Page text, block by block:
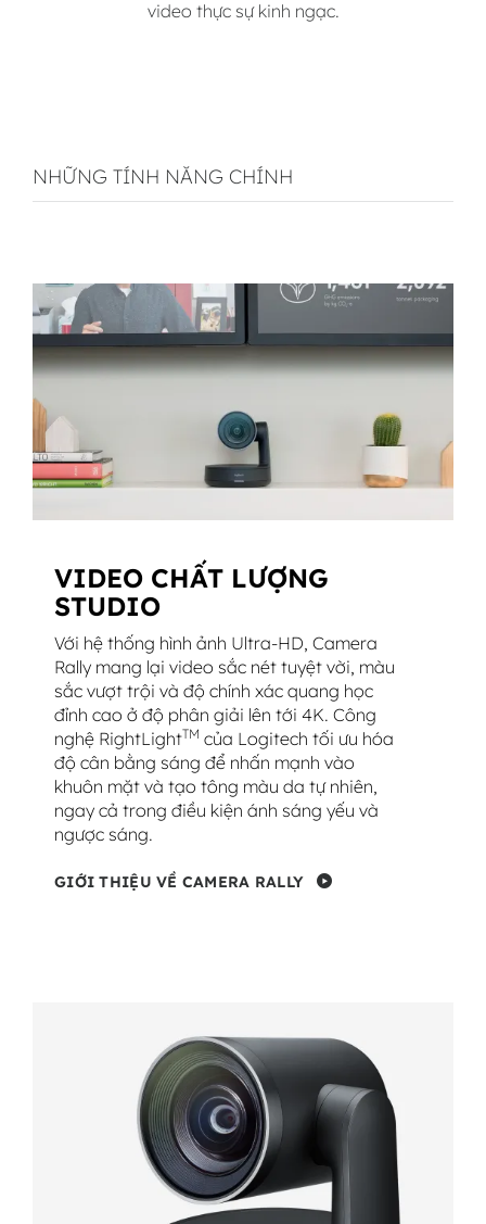
video thực sự kinh ngạc.
NHỮNG TÍNH NĂNG CHÍNH
VIDEO CHẤT LƯỢNG
STUDIO
Với hệ thống hình ảnh Ultra-HD, Camera
Rally mang lại video sắc nét tuyệt vời, màu
sắc vượt trội và độ chính xác quang học
đỉnh cao ở độ phân giải lên tới 4K. Công
nghệ RightLightTM của Logitech tối ưu hóa
độ cân bằng sáng để nhấn mạnh vào
khuôn mặt và tạo tông màu da tự nhiên,
ngay cả trong điều kiện ánh sáng yếu và
ngược sáng.
GIỚI THIỆU VỀ CAMERA RALLY